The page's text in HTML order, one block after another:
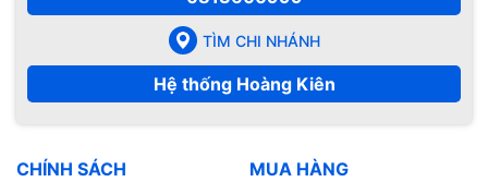
TÌM CHI NHÁNH
Hệ thống Hoàng Kiên
CHÍNH SÁCH MUA HÀNG